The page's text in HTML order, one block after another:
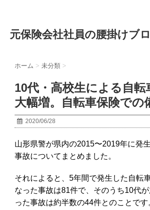
元保険会社社員の腰掛けブ
ホーム > 未分類 >
10代・高校生による自転
大幅増。自転車保険での
2020/06/28
山形県警が県内の2015〜2019年に発
事故についてまとめました。
それによると、5年間で発生した自転
なった事故は81件で、そのうち10代
った事故は約半数の44件とのことです